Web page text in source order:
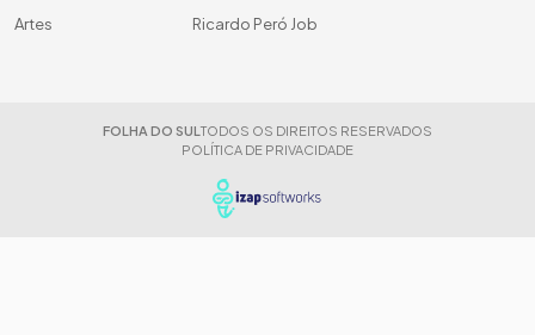
Artes
Ricardo Peró Job
FOLHA DO SUL TODOS OS DIREITOS RESERVADOS
POLÍTICA DE PRIVACIDADE